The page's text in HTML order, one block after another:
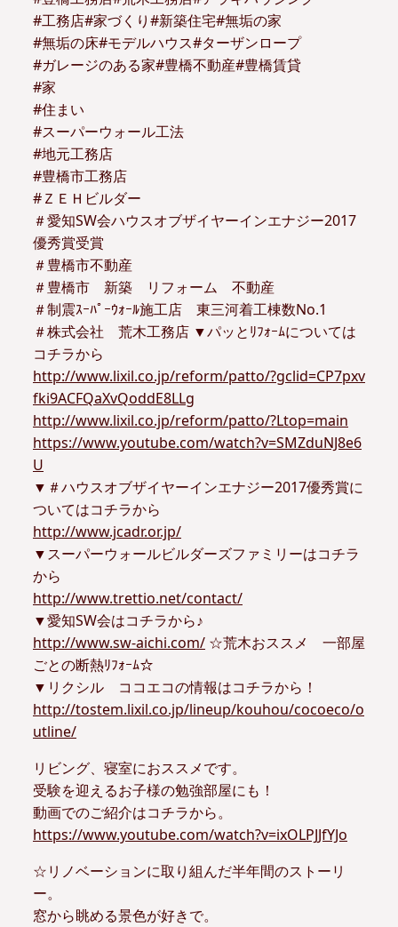
#工務店#家づくり#新築住宅#無垢の家
#無垢の床#モデルハウス#ターザンロープ
#ガレージのある家#豊橋不動産#豊橋賃貸
#家
#住まい
#スーパーウォール工法
#地元工務店
#豊橋市工務店
#ＺＥＨビルダー
＃愛知SW会ハウスオブザイヤーインエナジー2017
優秀賞受賞
＃豊橋市不動産
＃豊橋市 新築 リフォーム 不動産
＃制震ｽｰﾊﾟｰｳｫｰﾙ施工店 東三河着工棟数No.1
＃株式会社 荒木工務店 ▼パッとﾘﾌｫｰﾑについては
コチラから
http://www.lixil.co.jp/reform/patto/?gclid=CP7pxv
fki9ACFQaXvQoddE8LLg
http://www.lixil.co.jp/reform/patto/?Ltop=main
https://www.youtube.com/watch?v=SMZduNJ8e6
U
▼＃ハウスオブザイヤーインエナジー2017優秀賞に
ついてはコチラから
http://www.jcadr.or.jp/
▼スーパーウォールビルダーズファミリーはコチラ
から
http://www.trettio.net/contact/
▼愛知SW会はコチラから♪
http://www.sw-aichi.com/ ☆荒木おススメ 一部屋
ごとの断熱ﾘﾌｫｰﾑ☆
▼リクシル ココエコの情報はコチラから！
http://tostem.lixil.co.jp/lineup/kouhou/cocoeco/o
utline/
リビング、寝室におススメです。
受験を迎えるお子様の勉強部屋にも！
動画でのご紹介はコチラから。
https://www.youtube.com/watch?v=ixOLPJJfYJo
☆リノベーションに取り組んだ半年間のストーリ
ー。
窓から眺める景色が好きで。